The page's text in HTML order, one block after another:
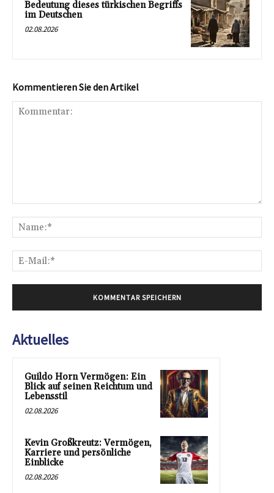
Bedeutung dieses türkischen Begriffs
im Deutschen
02.08.2026
Kommentieren Sie den Artikel
Aktuelles
Guildo Horn Vermögen: Ein
Blick auf seinen Reichtum und
Lebensstil
02.08.2026
Kevin Großkreutz: Vermögen,
Karriere und persönliche
Einblicke
02.08.2026